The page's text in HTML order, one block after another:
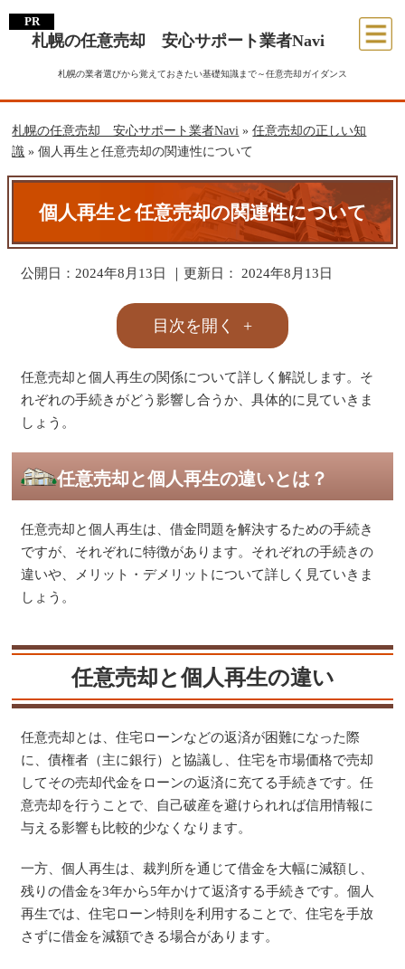
札幌の任意売却 安心サポート業者Navi
札幌の業者選びから覚えておきたい基礎知識まで～任意売却ガイダンス
札幌の任意売却 安心サポート業者Navi »任意売却の正しい知
識 »個人再生と任意売却の関連性について
個人再生と任意売却の関連性について
公開日： 2024年8月13日 ｜更新日： 2024年8月13日
目次を開く
任意売却と個人再生の関係について詳しく解説します。そ
れぞれの手続きがどう影響し合うか、具体的に見ていきま
しょう。
任意売却と個人再生の違いとは？
任意売却と個人再生は、借金問題を解決するための手続き
ですが、それぞれに特徴があります。それぞれの手続きの
違いや、メリット・デメリットについて詳しく見ていきま
しょう。
任意売却と個人再生の違い
任意売却とは、住宅ローンなどの返済が困難になった際
に、債権者（主に銀行）と協議し、住宅を市場価格で売却
してその売却代金をローンの返済に充てる手続きです。任
意売却を行うことで、自己破産を避けられれば信用情報に
与える影響も比較的少なくなります​​。
一方、個人再生は、裁判所を通じて借金を大幅に減額し、
残りの借金を3年から5年かけて返済する手続きです。個人
再生では、住宅ローン特則を利用することで、住宅を手放
さずに借金を減額できる場合があります。